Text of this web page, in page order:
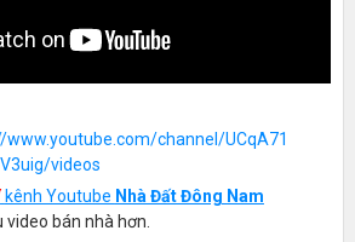
www.youtube.com/channel/UCqA71
videos
kênh Youtube Nhà Đất Đông Nam
bán nhà hơn.